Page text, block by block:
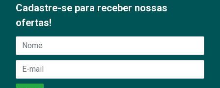
Cadastre-se para receber nossas
ofertas!